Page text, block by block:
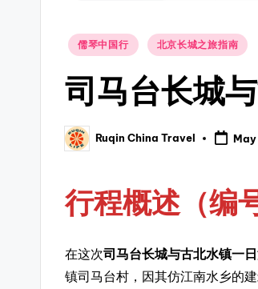
Posted
儒琴中国行 北京长城之旅指南
司马台长城
Posted
by
Ruqin China Travel May
行程概述（编
在这次司马台长城与古北水镇一
镇司马台村，因其仿江南水乡的